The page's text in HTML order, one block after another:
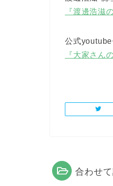
『渡邊浩滋
公式
『大家さん
合わせ